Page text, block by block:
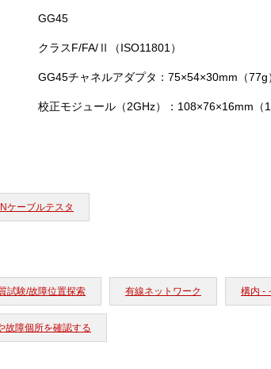
GG45
クラスF/FA/Ⅱ（ISO11801）
GG45チャネルアダプタ：75×54×30mm（77g
校正モジュール（2GHz）：108×76×16mm（
ケーブルテスタ
試験/故障位置探索 有線ネットワーク 構内 -
故障個所を確認する